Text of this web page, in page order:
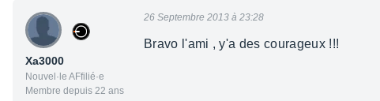
Xa3000
Nouvel·le AFfilié·e
Membre depuis 22 ans
26 Septembre 2013 à 23:28
Bravo l'ami , y'a des courageux !!!